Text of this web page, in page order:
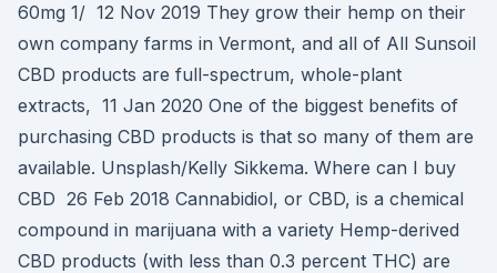
60mg 1/ 12 Nov 2019 They grow their hemp on their
own company farms in Vermont, and all of All Sunsoil
CBD products are full-spectrum, whole-plant
extracts, 11 Jan 2020 One of the biggest benefits of
purchasing CBD products is that so many of them are
available. Unsplash/Kelly Sikkema. Where can I buy
CBD 26 Feb 2018 Cannabidiol, or CBD, is a chemical
compound in marijuana with a variety Hemp-derived
CBD products (with less than 0.3 percent THC) are